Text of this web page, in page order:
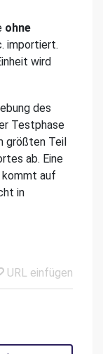
ohne
importiert.
wird
des
Testphase
größten Teil
ab. Eine
kommt auf
in
URL einfügen